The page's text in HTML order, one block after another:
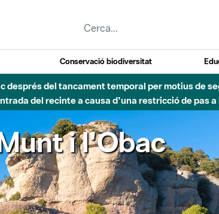
Conservació biodiversitat
després del tancament temporal per motius de
del recinte a causa d'una restricció de pas a
i l'Obac